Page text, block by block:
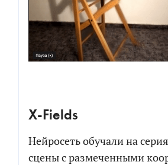
X-Fields
Нейросеть обучали на
сцены с размеченными